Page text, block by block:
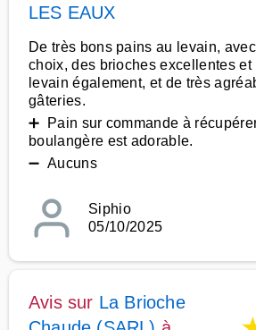
LES EAUX
De très bons pains au levain,
choix, des brioches excellentes et
levain également, et de très
gâteries.
➕ Pain sur commande à
boulangère est adorable.
➖ Aucuns
Siphio
05/10/2025
Avis sur La Brioche